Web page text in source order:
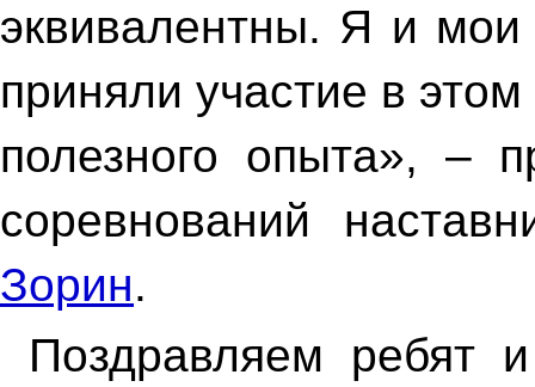
эквивалентны. Я и мои
приняли участие в
полезного опыта», –
соревнований
Зорин.
Поздравляем ребят